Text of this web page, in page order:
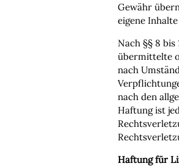
Gewähr
eigene
Nach §§ 8
übermittelte
nach
nach den
Haftung ist
Haftung für